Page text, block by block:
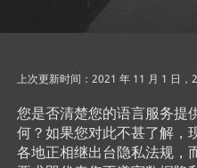
上次更新时间：2021 年 11 月 1 日，
您是否清楚您的语言服务提
何？如果您对此不甚了解，
各地正相继出台隐私法规，